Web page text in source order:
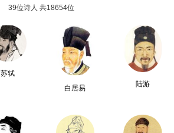
39位诗人 共18654位
苏轼
白居易
陆游